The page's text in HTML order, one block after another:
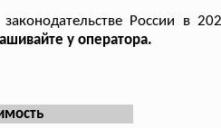
России в
у оператора.